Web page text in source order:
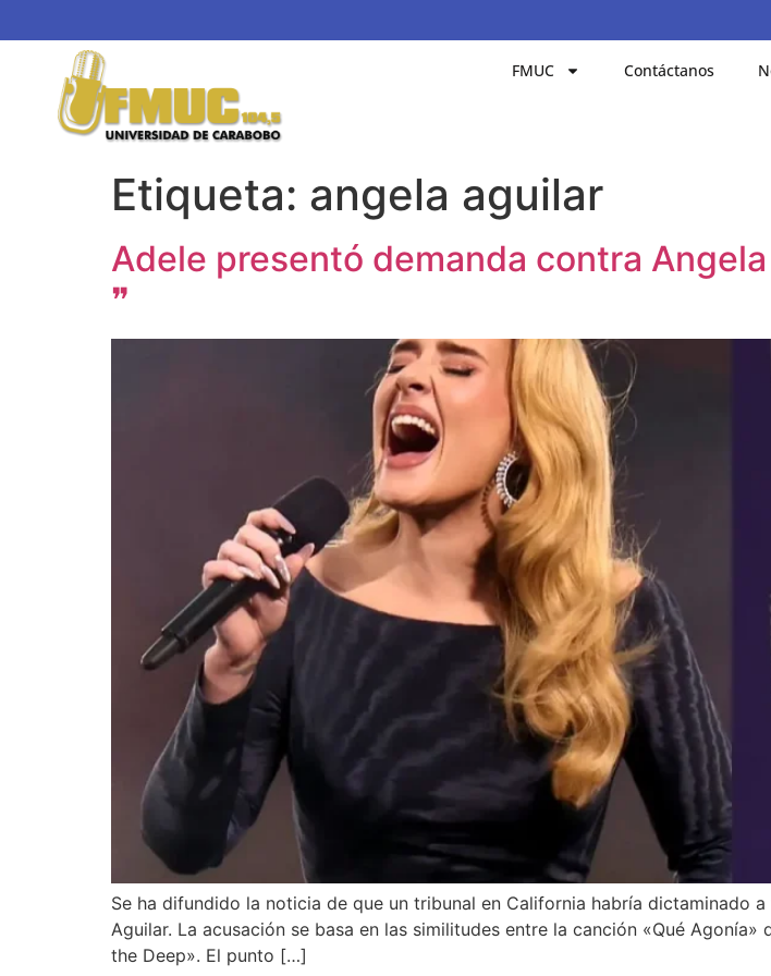
FMUC Contáctanos
Etiqueta: angela aguilar
Adele presentó demanda contra
❞
Se ha difundido la noticia de que un tribunal en California habría dictaminado
Aguilar. La acusación se basa en las similitudes entre la canción «Qué
the Deep». El punto […]